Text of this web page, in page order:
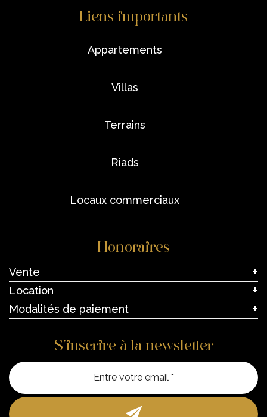
Liens importants
appartements
villas
terrains
riads
locaux commerciaux
Honoraires
Vente
Location
Modalités de paiement
S’inscrire à la newsletter
Entre